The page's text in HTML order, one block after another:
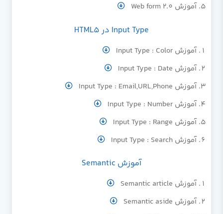
آموزش Web form 2.0
Input Type در HTML5
آموزش Input Type : Color
آموزش Input Type : Date
آموزش Input Type : Email,URL,Phone
آموزش Input Type : Number
آموزش Input Type : Range
آموزش Input Type : Search
آموزش Semantic
آموزش Semantic article
آموزش Semantic aside